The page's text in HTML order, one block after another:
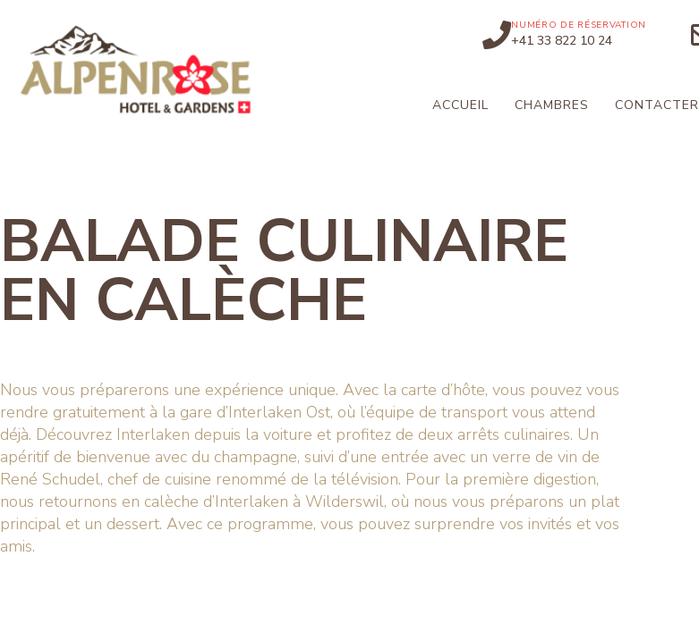
NUMÉRO DE RÉSERVATION
+41 33 822 10 24
ACCUEIL CHAMBRES CONTACTER
BALADE CULINAIRE
EN CALÈCHE
Nous vous préparerons une expérience unique. Avec la carte d’hôte, vous pouvez vous
rendre gratuitement à la gare d’Interlaken Ost, où l’équipe de transport vous attend
déjà. Découvrez Interlaken depuis la voiture et profitez de deux arrêts culinaires. Un
apéritif de bienvenue avec du champagne, suivi d’une entrée avec un verre de vin de
René Schudel, chef de cuisine renommé de la télévision. Pour la première digestion,
nous retournons en calèche d’Interlaken à Wilderswil, où nous vous préparons un plat
principal et un dessert. Avec ce programme, vous pouvez surprendre vos invités et vos
amis.